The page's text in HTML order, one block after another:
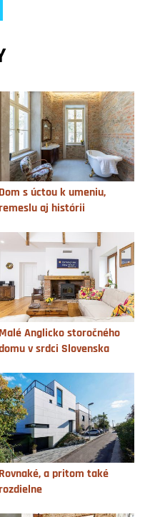
Dom s úctou k umeniu,
aj histórii
Malé Anglicko storočného
v srdci Slovenska
Rovnaké, a pritom také